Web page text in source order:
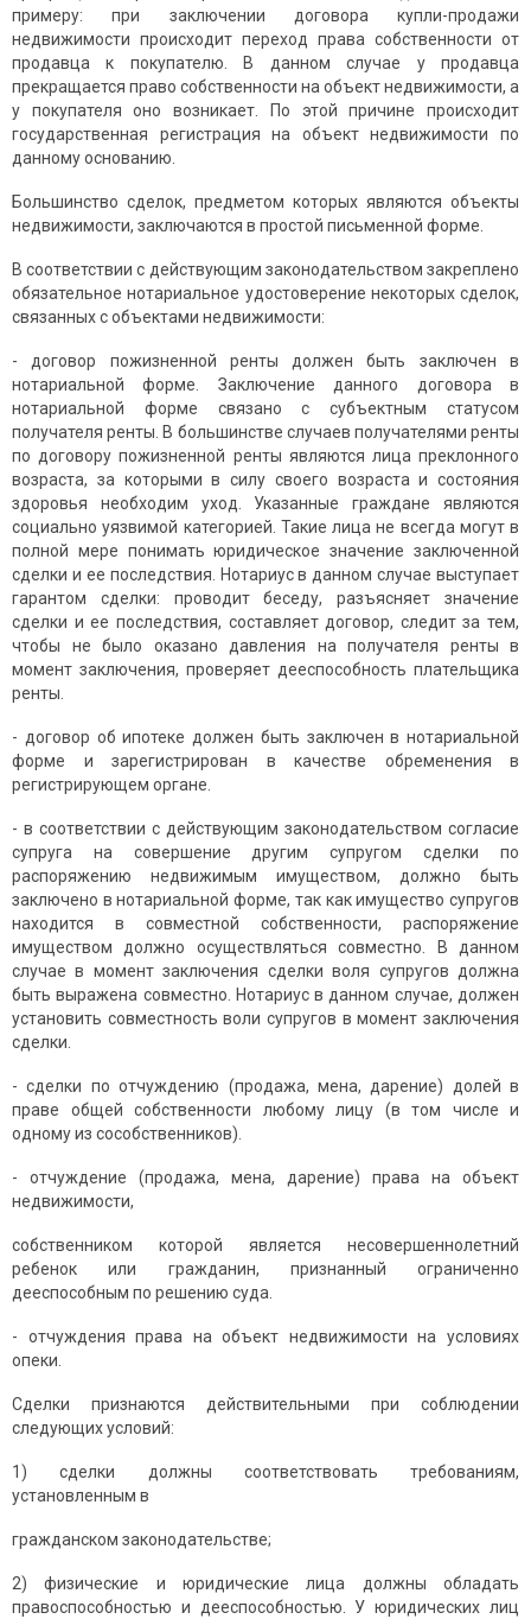
примеру: при заключении договора купли-продажи
недвижимости происходит переход права собственности от
продавца к покупателю. В данном случае у продавца
прекращается право собственности на объект недвижимости, а
у покупателя оно возникает. По этой причине происходит
государственная регистрация на объект недвижимости по
данному основанию.
Большинство сделок, предметом которых являются объекты
недвижимости, заключаются в простой письменной форме.
В соответствии с действующим законодательством закреплено
обязательное нотариальное удостоверение некоторых сделок,
связанных с объектами недвижимости:
- договор пожизненной ренты должен быть заключен в
нотариальной форме. Заключение данного договора в
нотариальной форме связано с субъектным статусом
получателя ренты. В большинстве случаев получателями ренты
по договору пожизненной ренты являются лица преклонного
возраста, за которыми в силу своего возраста и состояния
здоровья необходим уход. Указанные граждане являются
социально уязвимой категорией. Такие лица не всегда могут в
полной мере понимать юридическое значение заключенной
сделки и ее последствия. Нотариус в данном случае выступает
гарантом сделки: проводит беседу, разъясняет значение
сделки и ее последствия, составляет договор, следит за тем,
чтобы не было оказано давления на получателя ренты в
момент заключения, проверяет дееспособность плательщика
ренты.
- договор об ипотеке должен быть заключен в нотариальной
форме и зарегистрирован в качестве обременения в
регистрирующем органе.
- в соответствии с действующим законодательством согласие
супруга на совершение другим супругом сделки по
распоряжению недвижимым имуществом, должно быть
заключено в нотариальной форме, так как имущество супругов
находится в совместной собственности, распоряжение
имуществом должно осуществляться совместно. В данном
случае в момент заключения сделки воля супругов должна
быть выражена совместно. Нотариус в данном случае, должен
установить совместность воли супругов в момент заключения
сделки.
- сделки по отчуждению (продажа, мена, дарение) долей в
праве общей собственности любому лицу (в том числе и
одному из сособственников).
- отчуждение (продажа, мена, дарение) права на объект
недвижимости,
собственником которой является несовершеннолетний
ребенок или гражданин, признанный ограниченно
дееспособным по решению суда.
- отчуждения права на объект недвижимости на условиях
опеки.
Сделки признаются действительными при соблюдении
следующих условий:
1) сделки должны соответствовать требованиям,
установленным в
гражданском законодательстве;
2) физические и юридические лица должны обладать
правоспособностью и дееспособностью. У юридических лиц